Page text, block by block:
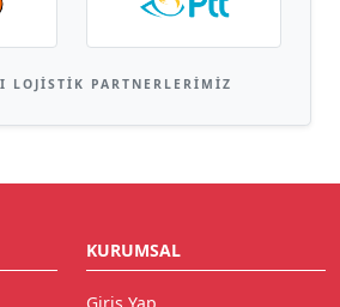
LOJISTIK PARTNERLERIMIZ
KURUMSAL